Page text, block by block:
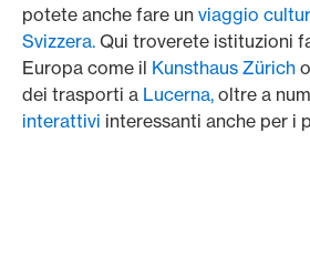
potete anche fare un viaggio
Svizzera. Qui troverete istituzioni
Europa come il Kunsthaus Zürich
dei trasporti a Lucerna, oltre a
interattivi interessanti anche per i